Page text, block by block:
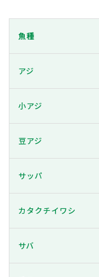
魚種
アジ
小アジ
豆アジ
サッパ
カタクチイワシ
サバ